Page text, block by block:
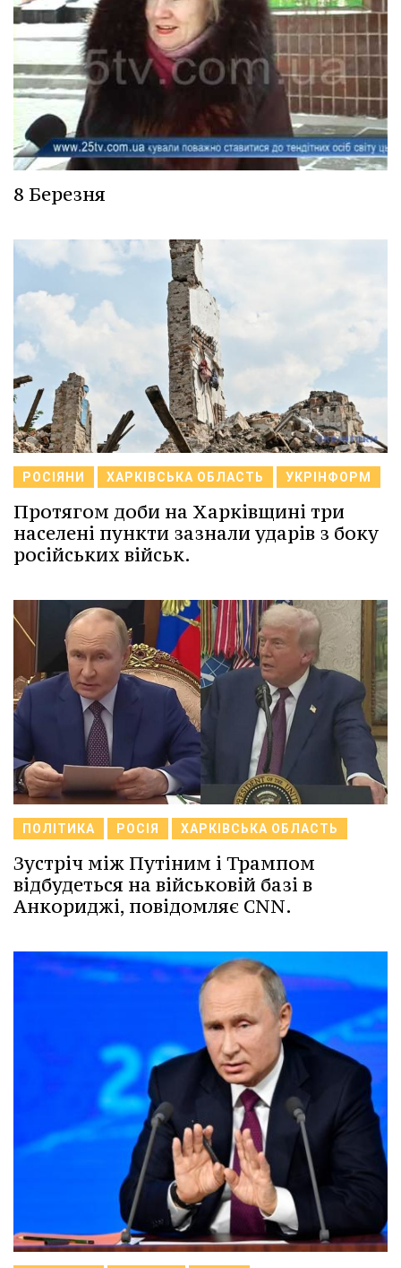
8 Березня
РОСІЯНИ ХАРКІВСЬКА ОБЛАСТЬ УКРІНФОРМ
Протягом доби на Харківщині три
населені пункти зазнали ударів з боку
російських військ.
ПОЛІТИКА РОСІЯ ХАРКІВСЬКА ОБЛАСТЬ
Зустріч між Путіним і Трампом
відбудеться на військовій базі в
Анкориджі, повідомляє CNN.